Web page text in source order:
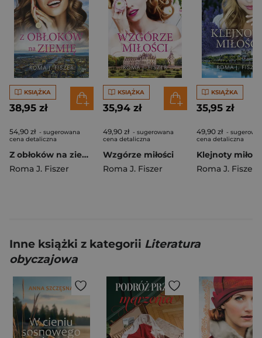
KSIĄŻKA
38,95 zł
54,90 zł - sugerowana
cena detaliczna
Z obłoków na ziemię
Roma J. Fiszer
KSIĄŻKA
35,94 zł
49,90 zł - sugerowana
cena detaliczna
Wzgórze miłości
Roma J. Fiszer
KSIĄŻKA
35,95 zł
49,90 zł -
cena detaliczna
Klejnoty
Roma J. Fiszer
Inne książki z kategorii Literatura
obyczajowa